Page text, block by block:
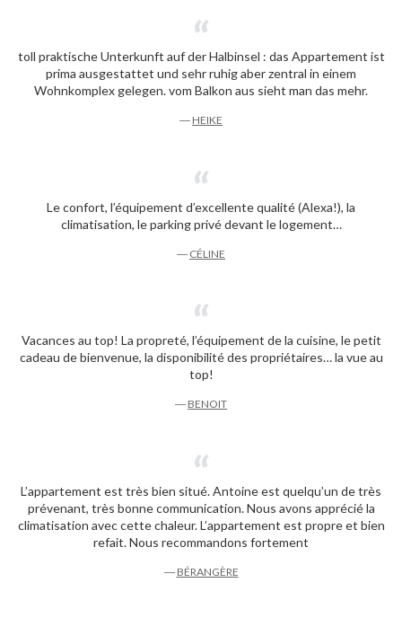
toll praktische Unterkunft auf der Halbinsel : das Appartement ist
prima ausgestattet und sehr ruhig aber zentral in einem
Wohnkomplex gelegen. vom Balkon aus sieht man das mehr.
― HEIKE
Le confort, l’équipement d’excellente qualité (Alexa!), la
climatisation, le parking privé devant le logement…
― CÉLINE
Vacances au top! La propreté, l’équipement de la cuisine, le petit
cadeau de bienvenue, la disponibilité des propriétaires… la vue au
top!
― BENOIT
L’appartement est très bien situé. Antoine est quelqu’un de très
prévenant, très bonne communication. Nous avons apprécié la
climatisation avec cette chaleur. L’appartement est propre et bien
refait. Nous recommandons fortement
― BÉRANGÈRE